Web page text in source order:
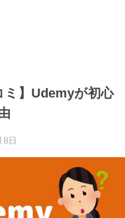
ミ】Udemyが初心
8日